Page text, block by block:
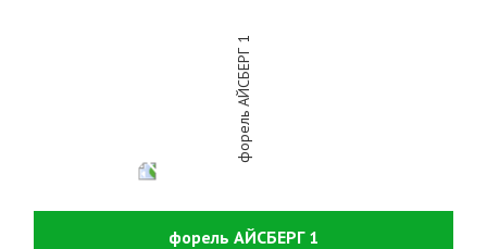
форель АЙСБЕРГ 1